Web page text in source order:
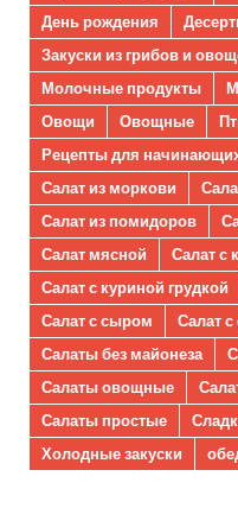
День рождения
Закуски из грибов и
Молочные продукты
Овощи
Овощные
Рецепты для
Салат из моркови
Салат из помидоров
Салат мясной
Салат с
Салат с куриной грудкой
Салат с сыром
Салат
Салаты без майонеза
Салаты овощные
Салаты простые
Холодные закуски